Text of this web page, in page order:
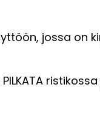
jossa on